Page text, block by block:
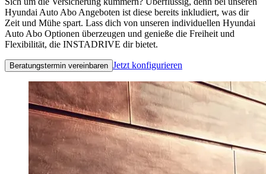
Hyundai Auto Abo Angeboten ist diese bereits inkludiert, was dir
Zeit und Mühe spart. Lass dich von unseren individuellen Hyundai
Auto Abo Optionen überzeugen und genieße die Freiheit und
Flexibilität, die INSTADRIVE dir bietet.
Beratungstermin vereinbaren Jetzt konfigurieren